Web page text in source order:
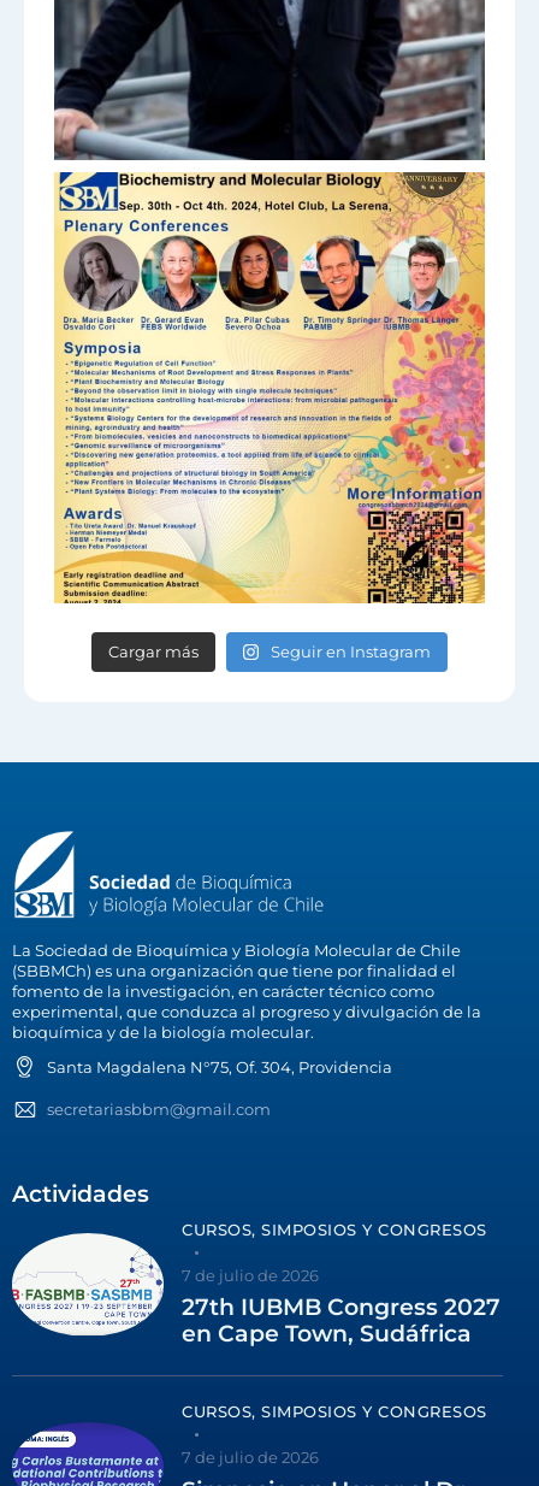
Cargar más Seguir en Instagram
La Sociedad de Bioquímica y Biología Molecular de Chile
(SBBMCh) es una organización que tiene por finalidad el
fomento de la investigación, en carácter técnico como
experimental, que conduzca al progreso y divulgación de la
bioquímica y de la biología molecular.
Santa Magdalena N°75, Of. 304, Providencia
secretariasbbm@gmail.com
Actividades
CURSOS, SIMPOSIOS Y CONGRESOS
7 de julio de 2026
27th IUBMB Congress 2027
en Cape Town, Sudáfrica
CURSOS, SIMPOSIOS Y CONGRESOS
7 de julio de 2026